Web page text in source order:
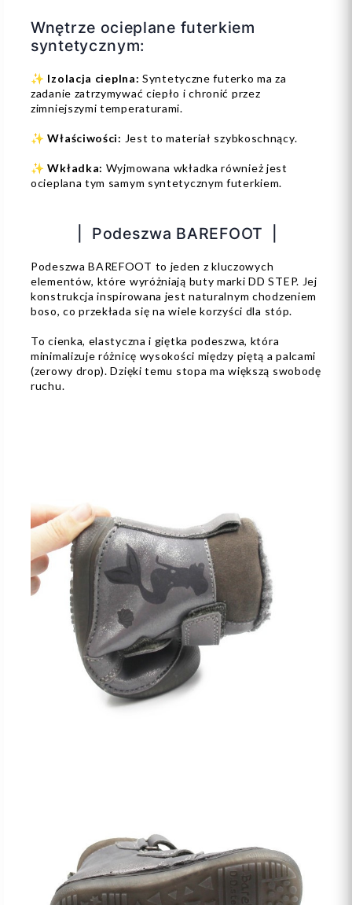
Wnętrze ocieplane futerkiem
syntetycznym:
✨ Izolacja cieplna:Syntetyczne futerko ma za
zadanie zatrzymywać ciepło i chronić przez
zimniejszymi temperaturami.
✨ Właściwości: Jest to materiał szybkoschnący.
✨Wkładka: Wyjmowana wkładka również jest
ocieplana tym samym syntetycznym futerkiem.
| Podeszwa BAREFOOT |
Podeszwa BAREFOOT to jeden z kluczowych
elementów, które wyróżniają buty marki DD STEP. Jej
konstrukcja inspirowana jest naturalnym chodzeniem
boso, co przekłada się na wiele korzyści dla stóp.
To cienka, elastyczna i giętka podeszwa, która
minimalizuje różnicę wysokości między piętą a palcami
(zerowy drop). Dzięki temu stopa ma większą swobodę
ruchu.